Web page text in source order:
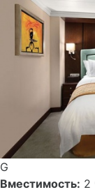
G
Вместимость: 2